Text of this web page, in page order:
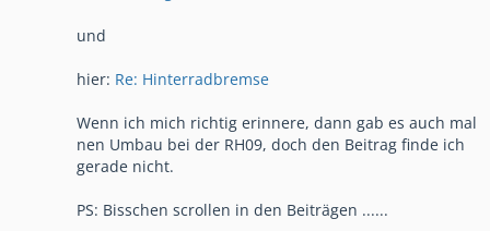
und
hier: Re: Hinterradbremse
Wenn ich mich richtig erinnere, dann gab es auch mal
nen Umbau bei der RH09, doch den Beitrag finde ich
gerade nicht.
PS: Bisschen scrollen in den Beiträgen ......